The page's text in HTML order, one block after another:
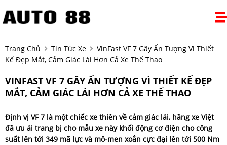
Trang Chủ Tin Tức Xe
VinFast VF 7 Gây Ấn Tượng Vì Thiết
Kế Đẹp Mắt, Cảm Giác Lái Hơn Cả Xe Thể Thao
VINFAST VF 7 GÂY ẤN TƯỢNG VÌ THIẾT KẾ ĐẸP
MẮT, CẢM GIÁC LÁI HƠN CẢ XE THỂ THAO
Định vị VF 7 là một chiếc xe thiên về cảm giác lái, hãng xe Việt
đã ưu ái trang bị cho mẫu xe này khối động cơ điện cho công
suất lên tới 349 mã lực và mô-men xoắn cực đại lên tới 500 Nm